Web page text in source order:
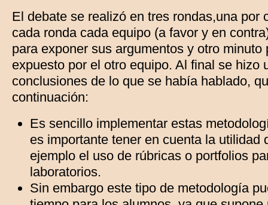
El debate se realizó en tres rondas,una por
cada ronda cada equipo (a favor y en
para exponer sus argumentos y otro minuto
expuesto por el otro equipo. Al final se hizo
conclusiones de lo que se había hablado,
continuación:
Es sencillo implementar estas
es importante tener en cuenta la utilidad
ejemplo el uso de rúbricas o portfolios
laboratorios.
Sin embargo este tipo de metodología